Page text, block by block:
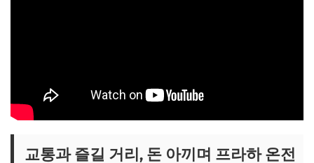
교통과 즐길 거리, 돈 아끼며 프라하 온전